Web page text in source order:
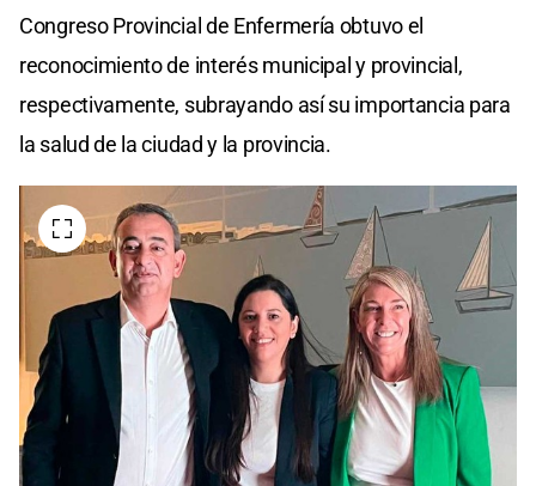
Congreso Provincial de Enfermería obtuvo el
reconocimiento de interés municipal y provincial,
respectivamente, subrayando así su importancia para
la salud de la ciudad y la provincia.